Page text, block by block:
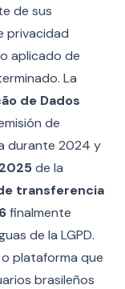
de sus
privacidad
aplicado de
La
de Dados
de
durante 2024 y
de la
transferencia
finalmente
de la LGPD.
plataforma que
brasileños